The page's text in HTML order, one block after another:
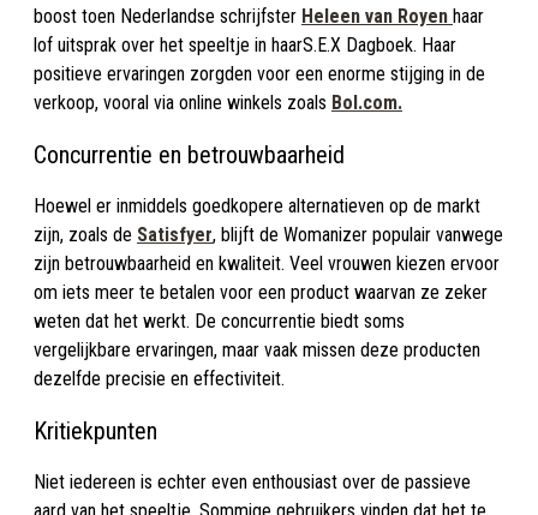
boost toen Nederlandse schrijfster Heleen van Royen haar
lof uitsprak over het speeltje in haarS.E.X Dagboek. Haar
positieve ervaringen zorgden voor een enorme stijging in de
verkoop, vooral via online winkels zoals Bol.com.
Concurrentie en betrouwbaarheid
Hoewel er inmiddels goedkopere alternatieven op de markt
zijn, zoals de Satisfyer, blijft de Womanizer populair vanwege
zijn betrouwbaarheid en kwaliteit. Veel vrouwen kiezen ervoor
om iets meer te betalen voor een product waarvan ze zeker
weten dat het werkt. De concurrentie biedt soms
vergelijkbare ervaringen, maar vaak missen deze producten
dezelfde precisie en effectiviteit.
Kritiekpunten
Niet iedereen is echter even enthousiast over de passieve